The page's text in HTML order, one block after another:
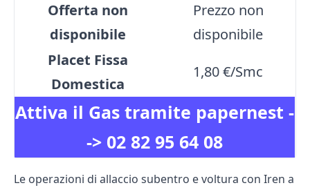
Attiva il Gas tramite papernest -
-> 02 82 95 64 08
Offerta non
disponibile
Prezzo non
disponibile
Placet Fissa
Domestica
1,80 €/Smc
Le operazioni di allaccio subentro e voltura con Iren a